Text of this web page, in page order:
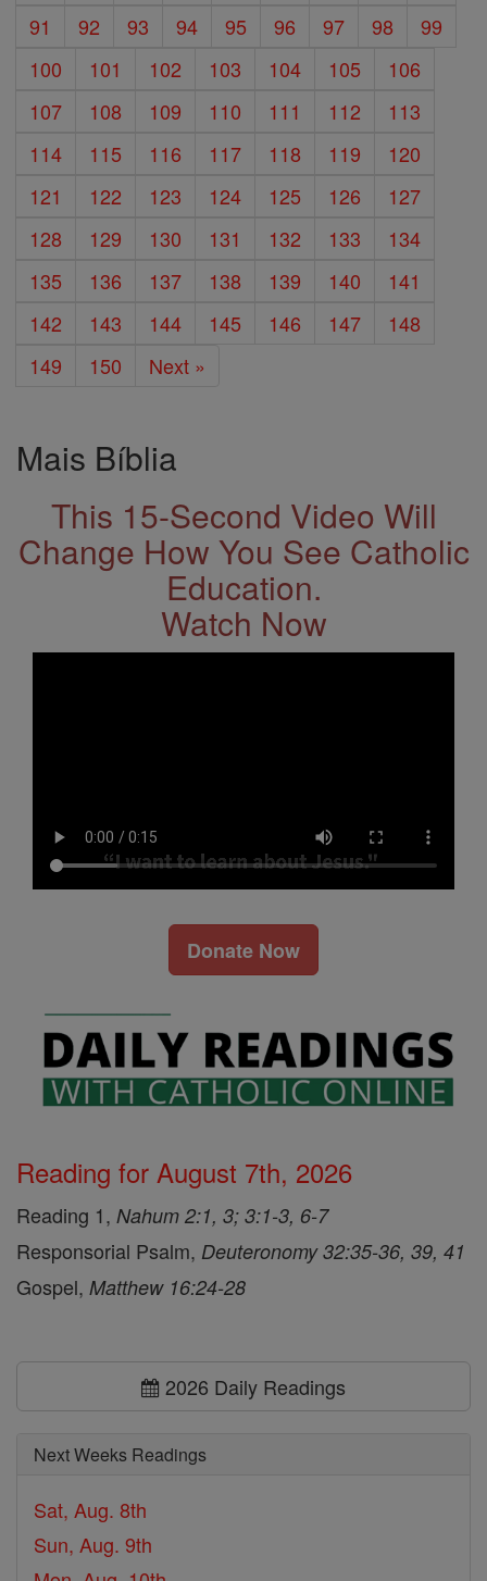
91
92 93 94 95 96 97 98
99
100
101 102 103 104 105
106
107
108 109 110 111 112
113
114
115 116 117 118 119
120
121
122 123 124 125 126
127
128
129 130 131 132 133
134
135
136 137 138 139 140
141
142
143 144 145 146 147
148
149
150 Next »
Mais Bíblia
This 15-Second Video Will
Change How You See Catholic
Education.
Watch Now
Donate Now
Reading for August 7th, 2026
Reading 1, Nahum 2:1, 3; 3:1-3, 6-7
Responsorial Psalm, Deuteronomy 32:35-36, 39, 41
Gospel, Matthew 16:24-28
2026 Daily Readings
Next Weeks Readings
Sat, Aug. 8th
Sun, Aug. 9th